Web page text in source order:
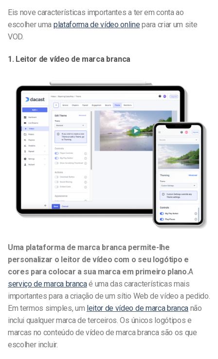
Eis nove características importantes a ter em conta ao
escolher uma plataforma de vídeo online para criar um site
VOD.
1. Leitor de vídeo de marca branca
Uma plataforma de marca branca permite-lhe
personalizar o leitor de vídeo com o seu logótipo e
cores para colocar a sua marca em primeiro plano.A
serviço de marca brancaé uma das características mais
importantes para a criação de um sítio Web de vídeo a pedido.
Em termos simples, um leitor de vídeo de marca branca não
inclui qualquer marca de terceiros. Os únicos logótipos e
marcas no conteúdo de vídeo de marca branca são os que
escolher incluir.